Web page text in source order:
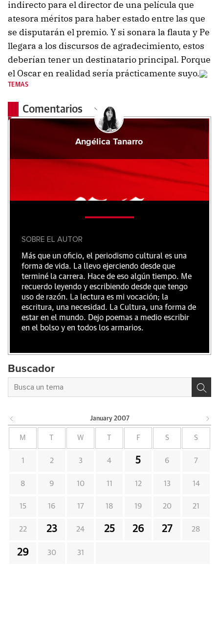
indirecto para el director de una película que
atesora méritos para haber estado entre las que
se disputarán el premio. Y si sonara la flauta y Pe
llegara a los discursos de agradecimiento, estos
deberían tener un destinatario principal. Porque
el Oscar en realidad sería prácticamente suyo.
TEMAS
Comentarios
Angélica Tanarro
SOBRE EL AUTOR
Más que un oficio, el periodismo cultural es una
forma de vida. La llevo ejerciendo desde que
terminé la carrera. Hace de eso algún tiempo. Me
recuerdo leyendo y escribiendo desde que tengo
uso de razón. La lectura es mi vocación; la
escritura, una necesidad. La Cultura, una forma de
estar en el mundo. Dejo poemas a medio escribir
en el bolso y en todos los armarios.
Buscador
January 2007
M W F S S
1 2 3 4 5 6 7
8 9 10 11 12 13 14
15 16 17 18 19 20 21
22 23 24 25 26 27 28
29 30 31